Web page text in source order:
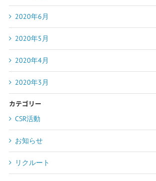
2020年6月
2020年5月
2020年4月
2020年3月
カテゴリー
CSR活動
お知らせ
リクルート